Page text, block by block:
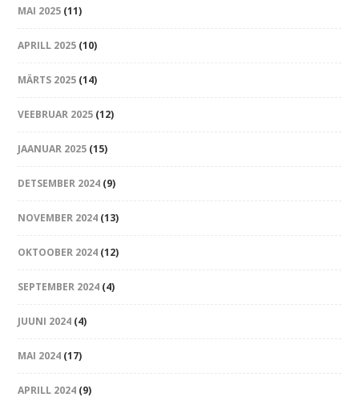
MAI 2025 (11)
APRILL 2025 (10)
MÄRTS 2025 (14)
VEEBRUAR 2025 (12)
JAANUAR 2025 (15)
DETSEMBER 2024 (9)
NOVEMBER 2024 (13)
OKTOOBER 2024 (12)
SEPTEMBER 2024 (4)
JUUNI 2024 (4)
MAI 2024 (17)
APRILL 2024 (9)